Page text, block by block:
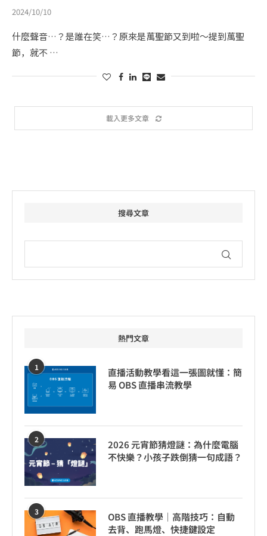
2024/10/10
什麼聲音…？是誰在笑…？原來是萬聖節又到啦～提到萬聖
節，就不 …
載入更多文章
搜尋文章
熱門文章
1
直播活動教學看這一張圖就懂：簡
易 OBS 直播串流教學
2
2026 元宵節猜燈謎：為什麼電腦
不快樂？小孩子跌倒猜一句成語？
3
OBS 直播教學｜高階技巧：自動
去背、跑馬燈、快捷鍵設定